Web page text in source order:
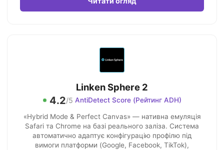
Linken Sphere 2
4.2/5 AntiDetect Score (Рейтинг ADH)
«Hybrid Mode & Perfect Canvas» — нативна емуляція
Safari та Chrome на базі реального заліза. Система
автоматично адаптує конфігурацію профілю під
вимоги платформи (Google, Facebook, TikTok),